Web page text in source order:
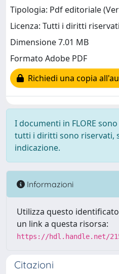
Tipologia: Pdf editoriale
Licenza: Tutti i diritti riservati
Dimensione 7.01 MB
Formato Adobe PDF
Richiedi una copia
I documenti in FLORE
tutti i diritti sono riservati,
indicazione.
Informazioni
Utilizza questo
un link a questa risorsa:
https://hdl.handle.net/
Citazioni